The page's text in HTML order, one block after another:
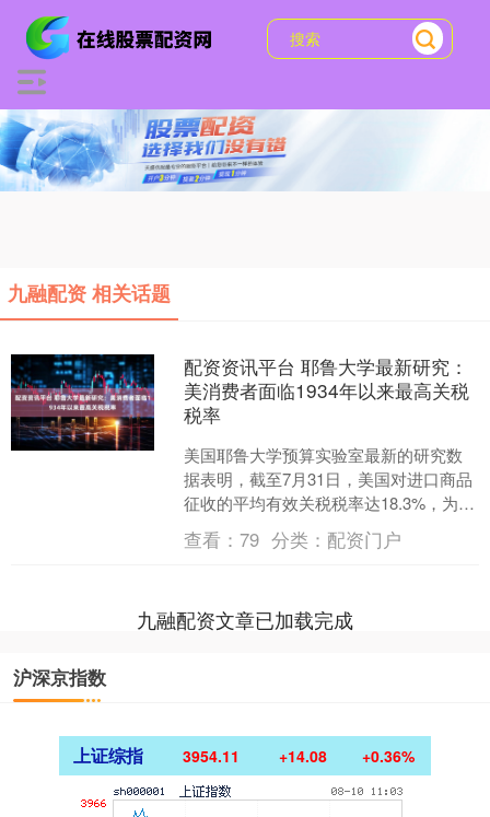
九融配资 相关话题
配资资讯平台 耶鲁大学最新研究：
美消费者面临1934年以来最高关税
税率
美国耶鲁大学预算实验室最新的研究数
据表明，截至7月31日，美国对进口商品
征收的平均有效关税税率达18.3%，为
1934年以来最高水平。平均有效关税税
率并非固定值....
查看：79 分类： 配资门户
九融配资文章已加载完成
沪深京指数
上证综指 3954.11 +14.08 +0.36%